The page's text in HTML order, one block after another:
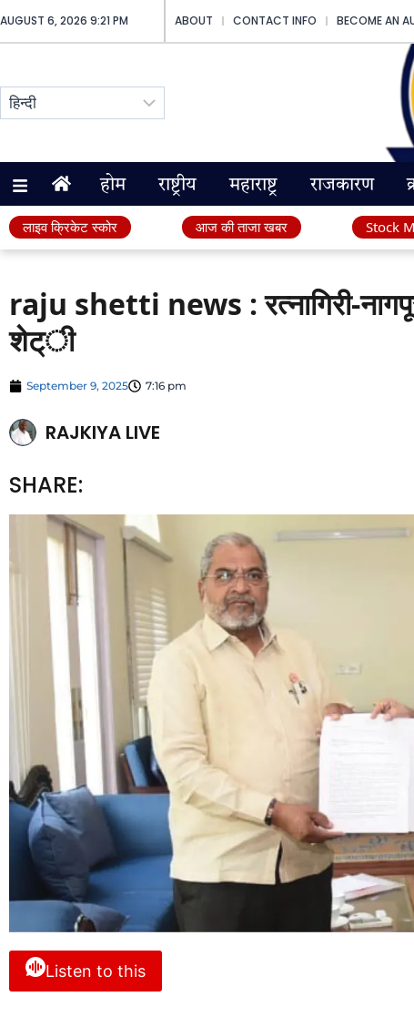
AUGUST 6, 2026 9:21 PM ABOUT CONTACT INFO BECOME AN
होम राष्ट्रीय महाराष्ट्र राजकारण
लाइव क्रिकेट स्कोर आज की ताजा खबर Stock
raju shetti news : रत्नागिरी-
शेट्ी
September 9, 2025 7:16 pm
RAJKIYA LIVE
SHARE:
Listen to this